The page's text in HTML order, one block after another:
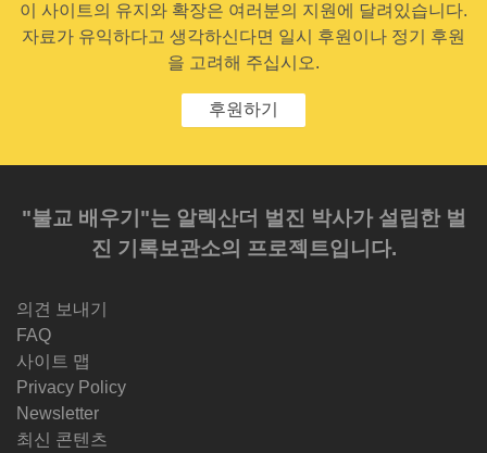
이 사이트의 유지와 확장은 여러분의 지원에 달려있습니다.
자료가 유익하다고 생각하신다면 일시 후원이나 정기 후원
을 고려해 주십시오.
후원하기
"불교 배우기"는 알렉산더 벌진 박사가 설립한 벌
진 기록보관소의 프로젝트입니다.
의견 보내기
FAQ
사이트 맵
Privacy Policy
Newsletter
최신 콘텐츠